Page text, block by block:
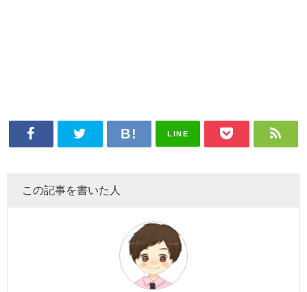
LINE
この記事を書いた人